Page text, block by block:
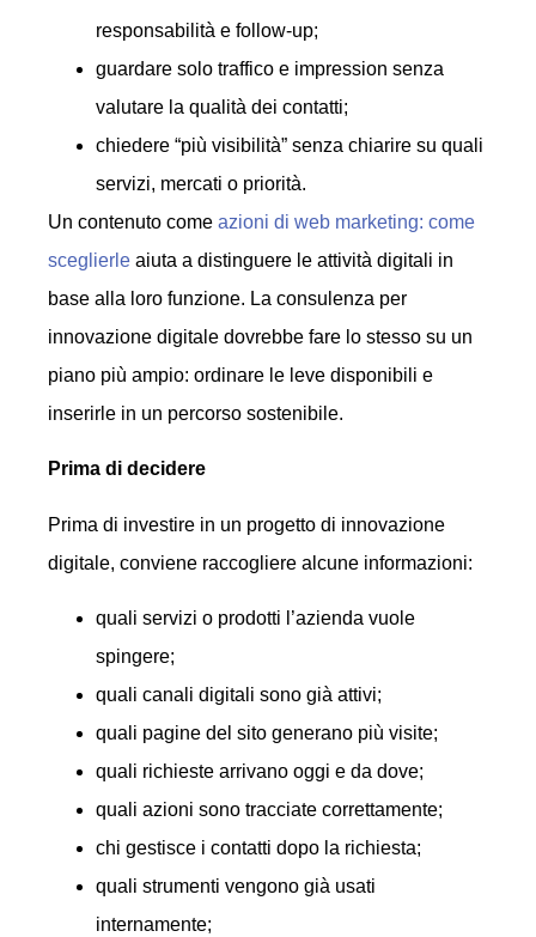
responsabilità e follow-up;
guardare solo traffico e impression senza
valutare la qualità dei contatti;
chiedere “più visibilità” senza chiarire su quali
servizi, mercati o priorità.
Un contenuto come azioni di web marketing: come
sceglierle aiuta a distinguere le attività digitali in
base alla loro funzione. La consulenza per
innovazione digitale dovrebbe fare lo stesso su un
piano più ampio: ordinare le leve disponibili e
inserirle in un percorso sostenibile.
Prima di decidere
Prima di investire in un progetto di innovazione
digitale, conviene raccogliere alcune informazioni:
quali servizi o prodotti l’azienda vuole
spingere;
quali canali digitali sono già attivi;
quali pagine del sito generano più visite;
quali richieste arrivano oggi e da dove;
quali azioni sono tracciate correttamente;
chi gestisce i contatti dopo la richiesta;
quali strumenti vengono già usati
internamente;